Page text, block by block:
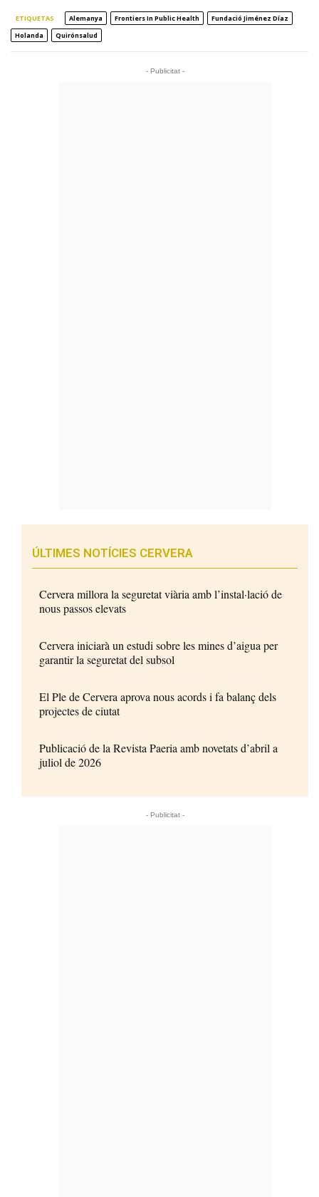
ETIQUETAS Alemanya Frontiers In Public Health
Fundació Jiménez Díaz
Holanda
Quirónsalud
- Publicitat -
ÚLTIMES NOTÍCIES CERVERA
Cervera millora la seguretat viària amb l’instal·lació de
nous passos elevats
Cervera iniciarà un estudi sobre les mines d’aigua per
garantir la seguretat del subsol
El Ple de Cervera aprova nous acords i fa balanç dels
projectes de ciutat
Publicació de la Revista Paeria amb novetats d’abril a
juliol de 2026
- Publicitat -